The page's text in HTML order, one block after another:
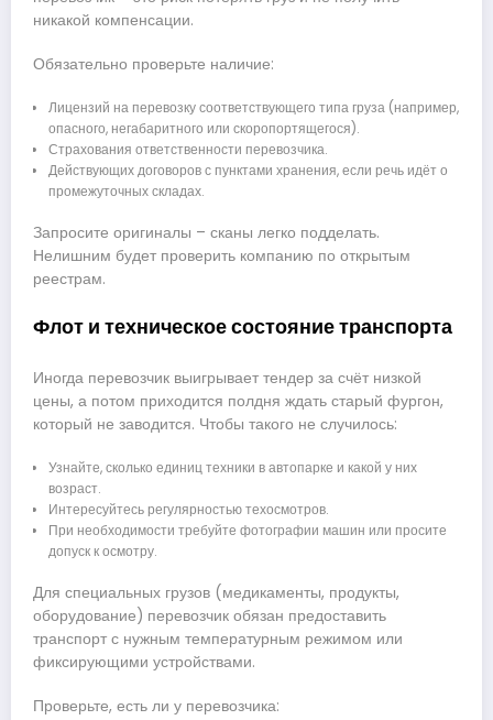
никакой компенсации.
Обязательно проверьте наличие:
Лицензий на перевозку соответствующего типа груза (например,
опасного, негабаритного или скоропортящегося).
Страхования ответственности перевозчика.
Действующих договоров с пунктами хранения, если речь идёт о
промежуточных складах.
Запросите оригиналы – сканы легко подделать.
Нелишним будет проверить компанию по открытым
реестрам.
Флот и техническое состояние транспорта
Иногда перевозчик выигрывает тендер за счёт низкой
цены, а потом приходится полдня ждать старый фургон,
который не заводится. Чтобы такого не случилось:
Узнайте, сколько единиц техники в автопарке и какой у них
возраст.
Интересуйтесь регулярностью техосмотров.
При необходимости требуйте фотографии машин или просите
допуск к осмотру.
Для специальных грузов (медикаменты, продукты,
оборудование) перевозчик обязан предоставить
транспорт с нужным температурным режимом или
фиксирующими устройствами.
Проверьте, есть ли у перевозчика: